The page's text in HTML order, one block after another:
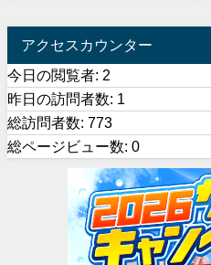
アクセスカウンター
今日の閲覧者: 2
昨日の訪問者数: 1
総訪問者数: 773
総ページビュー数: 0